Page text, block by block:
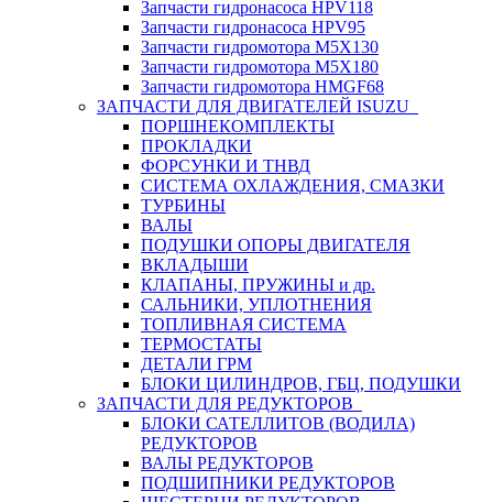
Запчасти гидронасоса HPV118
Запчасти гидронасоса HPV95
Запчасти гидромотора M5X130
Запчасти гидромотора M5X180
Запчасти гидромотора HMGF68
ЗАПЧАСТИ ДЛЯ ДВИГАТЕЛЕЙ ISUZU
ПОРШНЕКОМПЛЕКТЫ
ПРОКЛАДКИ
ФОРСУНКИ И ТНВД
СИСТЕМА ОХЛАЖДЕНИЯ, СМАЗКИ
ТУРБИНЫ
ВАЛЫ
ПОДУШКИ ОПОРЫ ДВИГАТЕЛЯ
ВКЛАДЫШИ
КЛАПАНЫ, ПРУЖИНЫ и др.
САЛЬНИКИ, УПЛОТНЕНИЯ
ТОПЛИВНАЯ СИСТЕМА
ТЕРМОСТАТЫ
ДЕТАЛИ ГРМ
БЛОКИ ЦИЛИНДРОВ, ГБЦ, ПОДУШКИ
ЗАПЧАСТИ ДЛЯ РЕДУКТОРОВ
БЛОКИ САТЕЛЛИТОВ (ВОДИЛА)
РЕДУКТОРОВ
ВАЛЫ РЕДУКТОРОВ
ПОДШИПНИКИ РЕДУКТОРОВ